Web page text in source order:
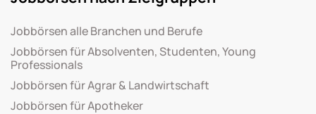
Jobbörsen alle Branchen und Berufe
Jobbörsen für Absolventen, Studenten, Young
Professionals
Jobbörsen für Agrar & Landwirtschaft
Jobbörsen für Apotheker